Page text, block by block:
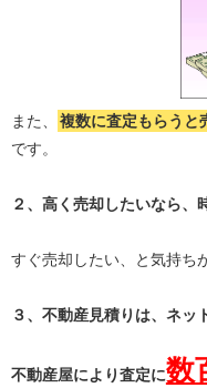
また、 複数に査定もらうと
です。
２、高く売却したいなら、
すぐ売却したい、と気持ち
３、不動産見積りは、ネッ
不動産屋により査定に数